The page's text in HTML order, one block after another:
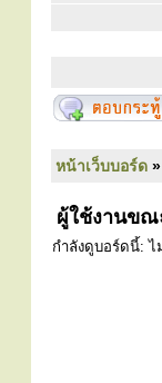
หน้าเว็บบอร์ด »
ผู้ใช้งานขณ
กำลังดูบอร์ดนี้: